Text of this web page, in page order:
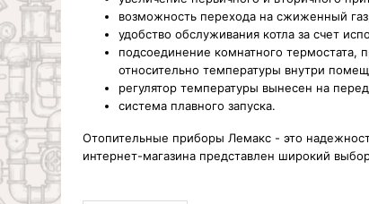
возможность перехода на сжиженный
удобство обслуживания котла за счет
подсоединение комнатного термостата,
относительно температуры внутри
регулятор температуры вынесен на
система плавного запуска.
Отопительные приборы Лемакс - это
интернет-магазина представлен широкий